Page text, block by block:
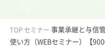
TOP セミナー 事業承継と与信
使い方（WEBセミナー）【